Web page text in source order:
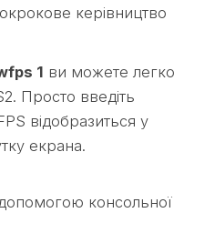
керівництво
1 ви можете легко
Просто введіть
відобразиться у
екрана.
консольної